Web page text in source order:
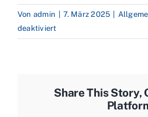
Von admin 7. März 2025
deaktiviertfür
Zollpolitik
–
Share This Story,